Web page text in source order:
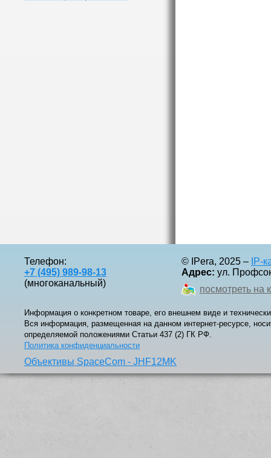
Телефон:
+7 (495) 989-98-13
(многоканальный)
© IPera, 2025 – IP-
Адрес: ул.
посмотреть на
Информация о конкретном товаре, его внешнем виде и
Вся информация, размещенная на данном интернет-ресурсе,
определяемой положениями Статьи 437 (2) ГК РФ.
Политика конфиденциальности
Объективы SpaceCom - JHF12MK